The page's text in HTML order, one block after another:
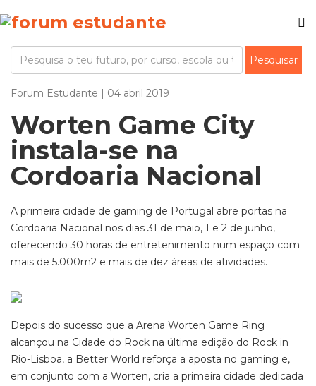
Forum Estudante | 04 abril 2019
Worten Game City
instala-se na
Cordoaria Nacional
A primeira cidade de gaming de Portugal abre portas na
Cordoaria Nacional nos dias 31 de maio, 1 e 2 de junho,
oferecendo 30 horas de entretenimento num espaço com
mais de 5.000m2 e mais de dez áreas de atividades.
Depois do sucesso que a Arena Worten Game Ring
alcançou na Cidade do Rock na última edição do Rock in
Rio-Lisboa, a Better World reforça a aposta no gaming e,
em conjunto com a Worten, cria a primeira cidade dedicada